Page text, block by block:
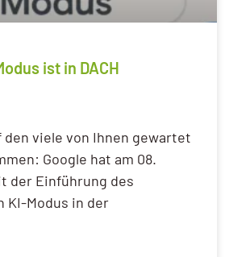
ist in DACH
den viele von Ihnen gewartet
Google hat am 08.
der Einführung des
KI-Modus in der